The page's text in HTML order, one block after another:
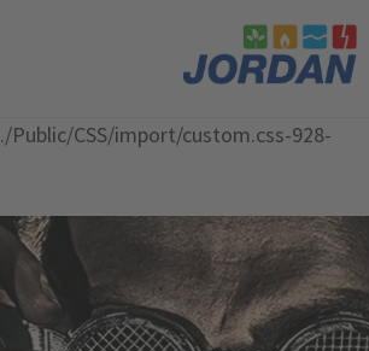
./Public/CSS/import/custom.css-928-